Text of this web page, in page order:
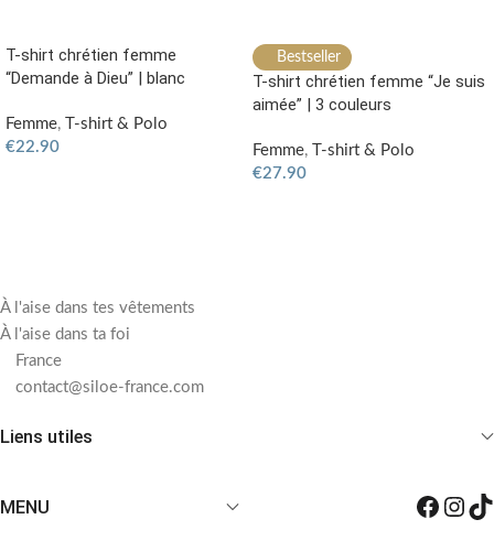
T-shirt chrétien femme
“Demande à Dieu” | blanc
Femme,
T-shirt & Polo
€22.90
Bestseller
T-shirt chrétien femme “Je suis
aimée” | 3 couleurs
Femme,
T-shirt & Polo
€27.90
À l'aise dans tes vêtements
À l'aise dans ta foi
France
contact@siloe-france.com
Liens utiles
MENU